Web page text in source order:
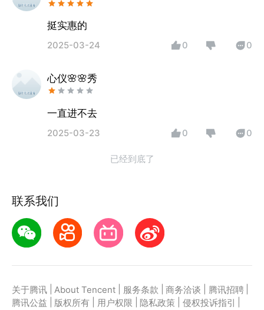
挺实惠的
2025-03-24 0 0
心仪🌸🌸秀
一直进不去
2025-03-23 0 0
已经到底了
联系我们
关于腾讯 About Tencent 服务条款 商务洽谈 腾讯招聘
腾讯公益
版权所有 用户权限 隐私政策 侵权投诉指引